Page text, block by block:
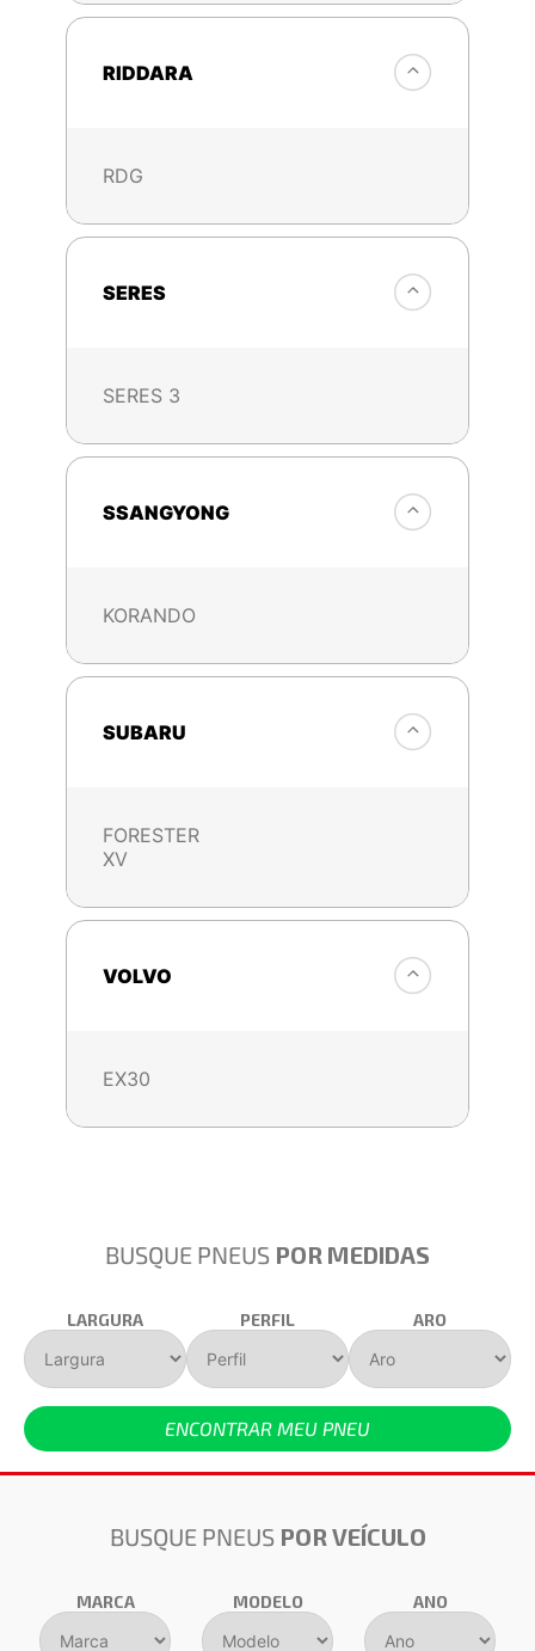
RIDDARA
RDG
SERES
SERES 3
SSANGYONG
KORANDO
SUBARU
FORESTER
XV
VOLVO
EX30
BUSQUE PNEUS POR MEDIDAS
LARGURA PERFIL ARO
ENCONTRAR MEU PNEU
BUSQUE PNEUS POR VEÍCULO
MARCA MODELO ANO